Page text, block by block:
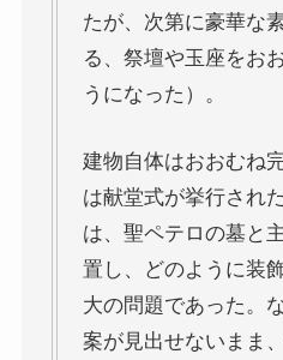
マルクス・エンゲルス
マルクス・エンゲルスの
産業革命とイギリス・ヨ
ロシアの歴史・文化とドス
ディストピア・SF小説か
たが、次第に豪華な
る、祭壇や玉座をお
うになった）。
建物自体はおおむね
は献堂式が挙行され
は、聖ペテロの墓と
置し、どのように装
大の問題であった。
案が見出せないまま